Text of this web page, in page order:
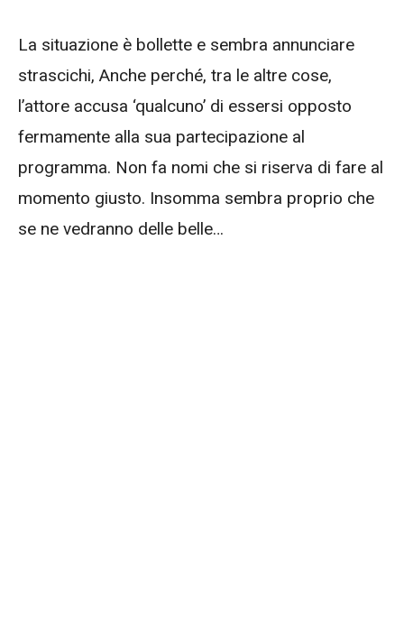
La situazione è bollette e sembra annunciare
strascichi, Anche perché, tra le altre cose,
l’attore accusa ‘qualcuno’ di essersi opposto
fermamente alla sua partecipazione al
programma. Non fa nomi che si riserva di fare al
momento giusto. Insomma sembra proprio che
se ne vedranno delle belle…